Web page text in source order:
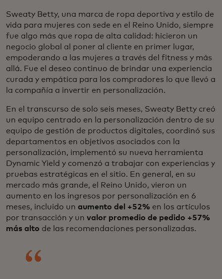
Sweaty Betty, una marca de ropa deportiva y estilo de
vida para mujeres con sede en el Reino Unido, siempre
fue algo más que ropa de alta calidad: hicieron un
negocio global al poner al cliente en primer lugar,
empoderando a las mujeres a través del fitness y más
allá. Fue el deseo continuo de brindar una experiencia
curada y empática para los compradores lo que llevó a
la compañía a invertir en personalización.
En el transcurso de solo seis meses, Sweaty Betty creó
un equipo centrado en la personalización dentro de su
equipo de gestión de productos digitales, coordinó sus
departamentos en objetivos asociados con la
personalización, implementó su nueva herramienta
Dynamic Yield y comenzó a trabajar con experiencias y
pruebas estratégicas en el sitio. En general, en su
mercado más grande, el Reino Unido, vieron un
aumento en los ingresos por personalización en 6
meses, incluido un aumento del +52% en los artículos
por transacción y un valor promedio de pedido +57%
más alto de las recomendaciones personalizadas.